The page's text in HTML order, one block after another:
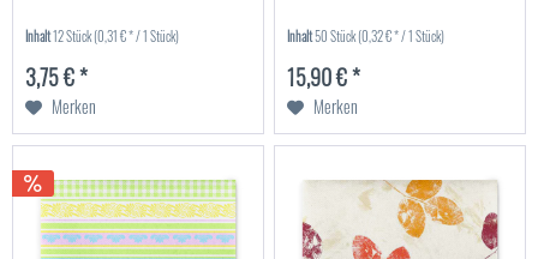
Inhalt12 Stück(0,31 € * / 1 Stück)
3,75 € *
Merken
Inhalt50 Stück(0,32 € * / 1 Stück)
15,90 € *
Merken